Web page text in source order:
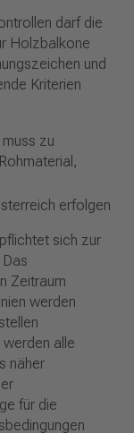
darf die
Holzbalkone
und
Kriterien
zu
erfolgen
sich zur
Zeitraum
werden
alle
näher
für die